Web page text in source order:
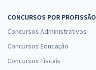
CONCURSOS POR PROFISSÃO
Concursos Administrativos
Concursos Educação
Concursos Fiscais